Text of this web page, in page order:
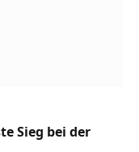
Sieg bei der